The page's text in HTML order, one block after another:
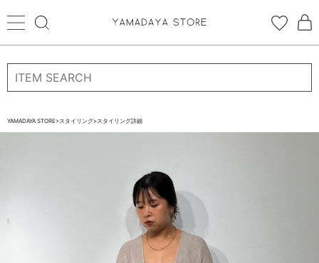
ログイン 新規会員登録
STORE BRAND・LABELから探す
YAMADAYA STORE>スタイリング>スタイリング詳細